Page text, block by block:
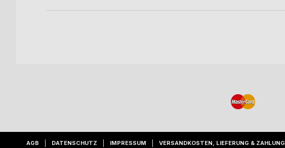
AGB DATENSCHUTZ IMPRESSUM VERSANDKOSTEN, LIEFERUNG & ZAHLUNG